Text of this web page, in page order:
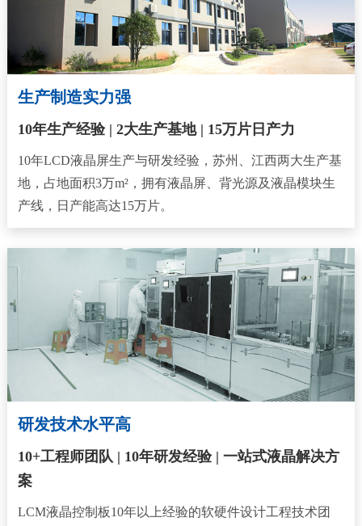
生产制造实力强
10年生产经验 | 2大生产基地 | 15万片日产力
10年LCD液晶屏生产与研发经验，苏州、江西两大生产基
地，占地面积3万m²，拥有液晶屏、背光源及液晶模块生
产线，日产能高达15万片。
研发技术水平高
10+工程师团队 | 10年研发经验 | 一站式液晶解决方
案
LCM液晶控制板10年以上经验的软硬件设计工程技术团